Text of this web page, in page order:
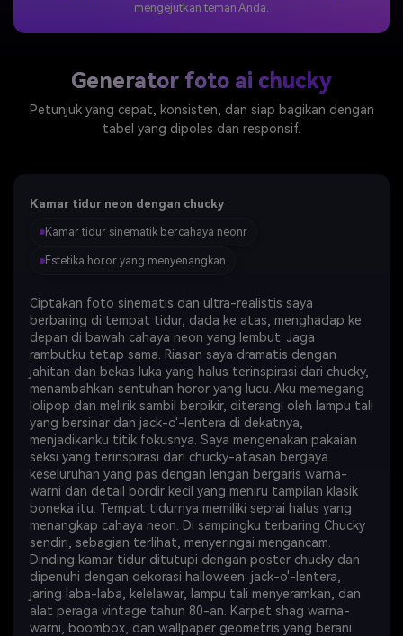
mengejutkan teman Anda.
Generator foto ai chucky
Petunjuk yang cepat, konsisten, dan siap bagikan dengan
tabel yang dipoles dan responsif.
Kamar tidur neon dengan chucky
Kamar tidur sinematik bercahaya neonr
Estetika horor yang menyenangkan
Ciptakan foto sinematis dan ultra-realistis saya
berbaring di tempat tidur, dada ke atas, menghadap ke
depan di bawah cahaya neon yang lembut. Jaga
rambutku tetap sama. Riasan saya dramatis dengan
jahitan dan bekas luka yang halus terinspirasi dari chucky,
menambahkan sentuhan horor yang lucu. Aku memegang
lolipop dan melirik sambil berpikir, diterangi oleh lampu tali
yang bersinar dan jack-o'-lentera di dekatnya,
menjadikanku titik fokusnya. Saya mengenakan pakaian
seksi yang terinspirasi dari chucky-atasan bergaya
keseluruhan yang pas dengan lengan bergaris warna-
warni dan detail bordir kecil yang meniru tampilan klasik
boneka itu. Tempat tidurnya memiliki seprai halus yang
menangkap cahaya neon. Di sampingku terbaring Chucky
sendiri, sebagian terlihat, menyeringai mengancam.
Dinding kamar tidur ditutupi dengan poster chucky dan
dipenuhi dengan dekorasi halloween: jack-o'-lentera,
jaring laba-laba, kelelawar, lampu tali menyeramkan, dan
alat peraga vintage tahun 80-an. Karpet shag warna-
warni, boombox, dan wallpaper geometris yang berani